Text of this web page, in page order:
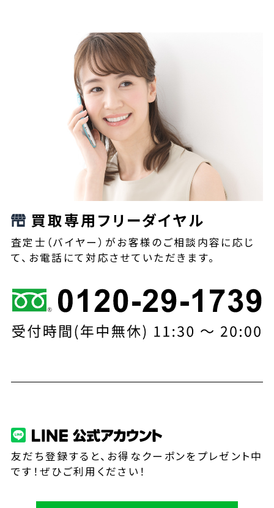
買取専用フリーダイヤル
査定士（バイヤー）がお客様のご相談内容に応じ
て、お電話にて対応させていただきます。
友だち登録すると、お得なクーポンをプレゼント中
です！ぜひご利用ください！